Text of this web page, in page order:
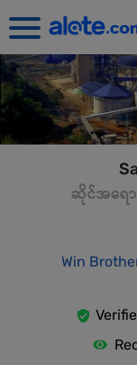
ဆိုင်အရော
Win